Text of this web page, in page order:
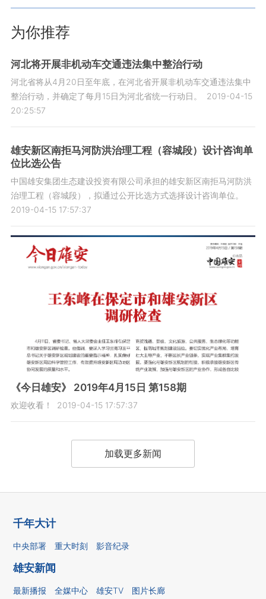
为你推荐
河北将开展非机动车交通违法集中整治行动
河北省将从4月20日至年底，在河北省开展非机动车交通违法集中
整治行动，并确定了每月15日为河北省统一行动日。
2019-04-15
20:25:57
雄安新区南拒马河防洪治理工程（容城段）设计咨询单
位比选公告
中国雄安集团生态建设投资有限公司承担的雄安新区南拒马河防洪
治理工程（容城段），拟通过公开比选方式选择设计咨询单位。
2019-04-15 17:57:37
《今日雄安》 2019年4月15日 第158期
欢迎收看！ 2019-04-15 17:57:37
加载更多新闻
千年大计
中央部署 重大时刻 影音纪录
雄安新闻
最新播报 全媒中心 雄安TV 图片长廊